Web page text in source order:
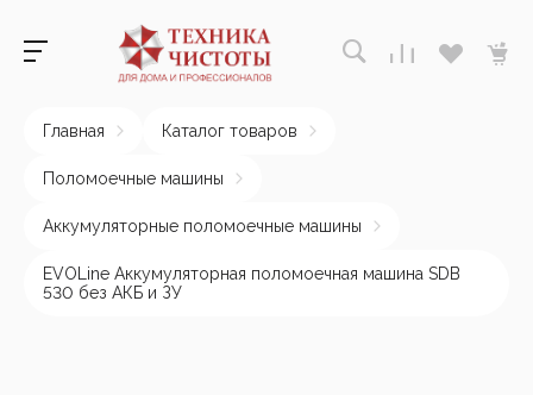
Главная Каталог товаров
Поломоечные машины
Аккумуляторные поломоечные машины
EVOLine Аккумуляторная поломоечная машина SDB
530 без АКБ и ЗУ